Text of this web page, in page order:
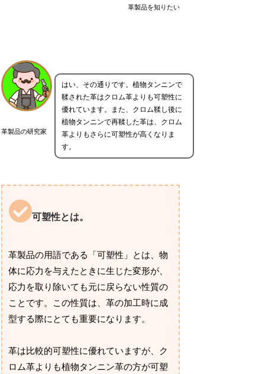
革製品を知りたい
革製品の研究家
はい、その通りです。植物タンニンで
鞣された革はクロム革よりも可塑性に
優れています。また、クロム鞣し後に
植物タンニンで再鞣した革は、クロム
革よりもさらに可塑性が高くなりま
す。
可塑性とは。
革製品の用語である「可塑性」とは、物
体に応力を与えたときに生じた変形が、
応力を取り除いても元に戻らない性質の
ことです。この性質は、革の加工時に成
型する際にとても重要になります。
革は比較的可塑性に優れていますが、ク
ロム革よりも植物タンニン革の方が可塑